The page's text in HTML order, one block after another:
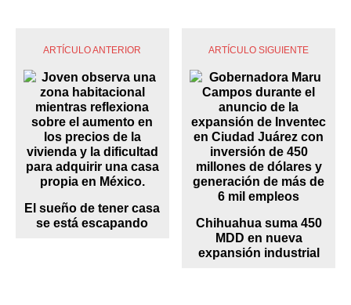
ARTÍCULO ANTERIOR
El sueño de tener casa
se está escapando
ARTÍCULO SIGUIENTE
Chihuahua suma 450
MDD en nueva
expansión industrial